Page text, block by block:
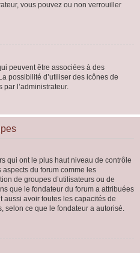
vous pouvez ou non verrouiller
peuvent être associées à des
possibilité d’utiliser des icônes de
l’administrateur.
qui ont le plus haut niveau de contrôle
aspects du forum comme les
de groupes d’utilisateurs ou de
que le fondateur du forum a attribuées
aussi avoir toutes les capacités de
selon ce que le fondateur a autorisé.